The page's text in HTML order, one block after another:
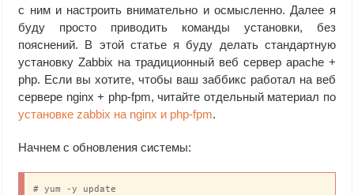
с ним и настроить внимательно и осмысленно. Далее я
буду просто приводить команды установки, без
пояснений. В этой статье я буду делать стандартную
установку Zabbix на традиционный веб сервер apache +
php. Если вы хотите, чтобы ваш заббикс работал на веб
сервере nginx + php-fpm, читайте отдельный материал по
установке zabbix на nginx и php-fpm.
Начнем с обновления системы:
# yum -y update